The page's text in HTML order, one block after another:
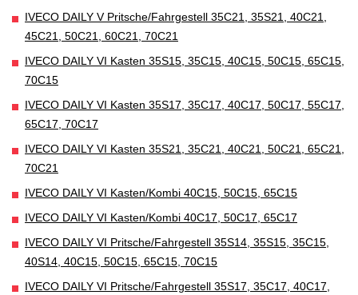
IVECO DAILY V Pritsche/Fahrgestell 35C21, 35S21, 40C21,
45C21, 50C21, 60C21, 70C21
IVECO DAILY VI Kasten 35S15, 35C15, 40C15, 50C15, 65C15,
70C15
IVECO DAILY VI Kasten 35S17, 35C17, 40C17, 50C17, 55C17,
65C17, 70C17
IVECO DAILY VI Kasten 35S21, 35C21, 40C21, 50C21, 65C21,
70C21
IVECO DAILY VI Kasten/Kombi 40C15, 50C15, 65C15
IVECO DAILY VI Kasten/Kombi 40C17, 50C17, 65C17
IVECO DAILY VI Pritsche/Fahrgestell 35S14, 35S15, 35C15,
40S14, 40C15, 50C15, 65C15, 70C15
IVECO DAILY VI Pritsche/Fahrgestell 35S17, 35C17, 40C17,